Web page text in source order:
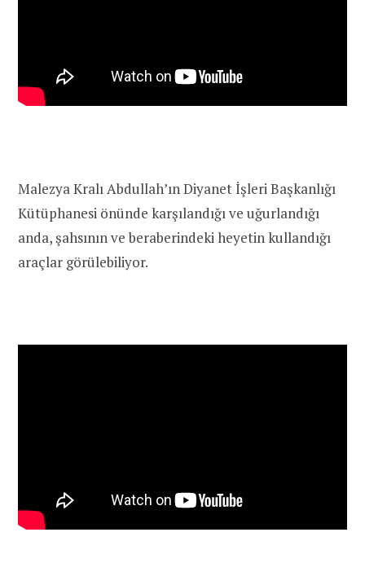
Malezya Kralı Abdullah’ın Diyanet İşleri Başkanlığı
Kütüphanesi önünde karşılandığı ve uğurlandığı
anda, şahsının ve beraberindeki heyetin kullandığı
araçlar görülebiliyor.